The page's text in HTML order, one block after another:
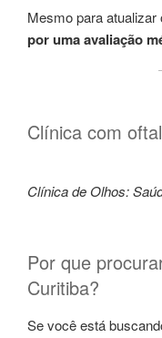
Mesmo para atualizar
por uma avaliação
Clínica com
Clínica de Olhos:
Por que
Curitiba?
Se você está